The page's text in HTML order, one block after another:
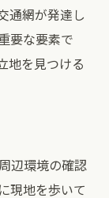
建売の魅力
通網が発達し
要な要素で
地を見つける
辺環境の確認
現地を歩いて